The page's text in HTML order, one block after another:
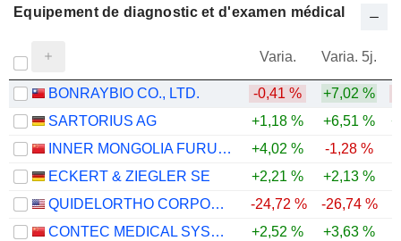
Equipement de diagnostic et d'examen médical
Varia. Varia. 5j.
BONRAYBIO CO., LTD. -0,41 % +7,02 %
SARTORIUS AG
+1,18 % +6,51 %
INNER MONGOLIA FURUI MEDICAL SCIENCE CO., LTD.
+4,02 % -1,28 %
ECKERT & ZIEGLER SE
+2,21 % +2,13 %
QUIDELORTHO CORPORATION
-24,72 % -26,74 %
CONTEC MEDICAL SYSTEMS CO.,LTD
+2,52 % +3,63 %